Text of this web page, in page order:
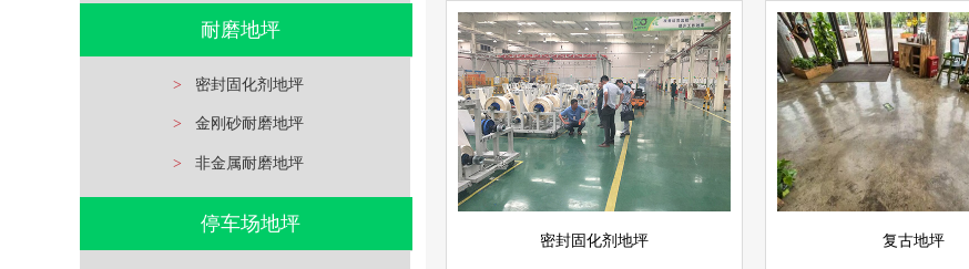
耐磨地坪
> 密封固化剂地坪
> 金刚砂耐磨地坪
> 非金属耐磨地坪
停车场地坪
密封固化剂地坪
密封固化剂地坪
耐磨地坪
查看详情
立即询问
复古地坪
复古地坪
环氧地坪
查看详情
立即询问